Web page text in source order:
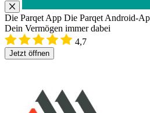
Die Parqet App Die Parqet Android-
Dein Vermögen immer dabei
4,7
Jetzt öffnen